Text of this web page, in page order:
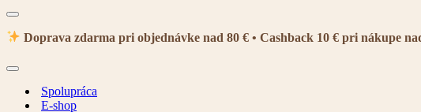
Menu
navigácie
Doprava zdarma pri objednávke nad 80 € • Cashback 10 € pri nákupe
Menu
navigácieSpolupráca
E-shop